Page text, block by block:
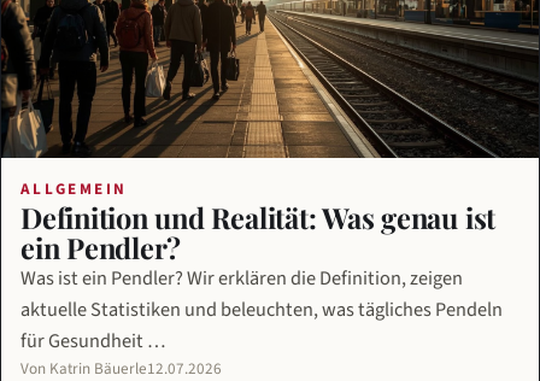
ALLGEMEIN
Definition und Realität: Was genau ist
ein Pendler?
Was ist ein Pendler? Wir erklären die Definition, zeigen
aktuelle Statistiken und beleuchten, was tägliches Pendeln
für Gesundheit …
Von Katrin Bäuerle12.07.2026